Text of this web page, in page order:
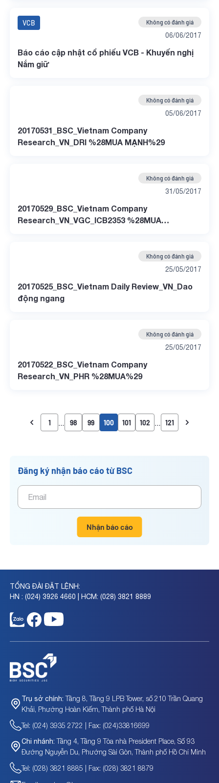
VCB Không có đánh giá
06/06/2017
Báo cáo cập nhật cổ phiếu VCB - Khuyến nghị
Nắm giữ
Không có đánh giá
05/06/2017
20170531_BSC_Vietnam Company
Research_VN_DRI %28MUA MẠNH%29
Không có đánh giá
31/05/2017
20170529_BSC_Vietnam Company
Research_VN_VGC_ICB2353 %28MUA
Không có đánh giá
25/05/2017
20170525_BSC_Vietnam Daily Review_VN_Dao
động ngang
Không có đánh giá
25/05/2017
20170522_BSC_Vietnam Company
Research_VN_PHR %28MUA%29
1 98 99 100 101 102 121
Đăng ký nhận báo cáo từ BSC
Nhận báo cáo
TỔNG ĐÀI ĐẶT LỆNH:
HN : (024) 3926 4660 | HCM: (028) 3821 8889
Trụ sở chính: Tầng 8, Tầng 9 LPB Tower, số 210 Trần Quang
Khải, Phường Hoàn Kiếm, Thành phố Hà Nội
Tel: (024) 3935 2722 | Fax: (024)33816699
Chi nhánh: Tầng 4, Tầng 9 Tòa nhà President Place, Số 93
Đường Nguyễn Du, Phường Sài Gòn, Thành phố Hồ Chí Minh
Tel: (028) 3821 8885 | Fax: (028) 3821 8879